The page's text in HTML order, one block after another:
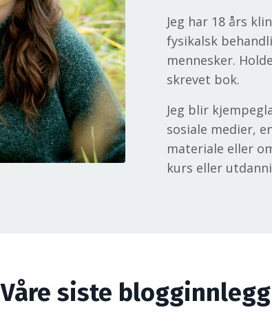
Jeg har 18 års
fysikalsk
mennesker.
skrevet bok.
Jeg blir
sosiale medier,
materiale eller
kurs eller
Våre siste blogginnlegg